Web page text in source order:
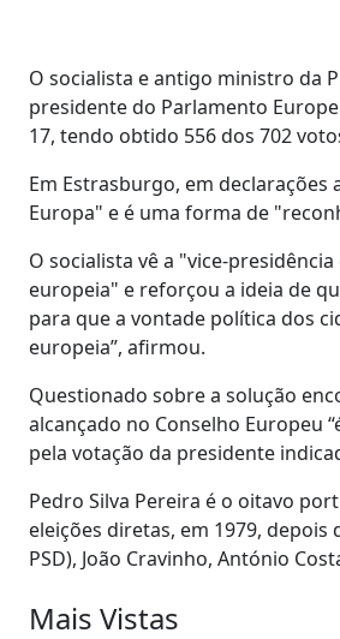
O socialista e antigo ministro da
presidente do Parlamento
17, tendo obtido 556 dos 702
Em Estrasburgo, em declarações
Europa" e é uma forma de
O socialista vê a "vice-
europeia" e reforçou a ideia de
para que a vontade política dos
europeia”, afirmou.
Questionado sobre a solução
alcançado no Conselho Europeu
pela votação da presidente
Pedro Silva Pereira é o oitavo
eleições diretas, em 1979, depois
PSD), João Cravinho, António
Mais Vistas